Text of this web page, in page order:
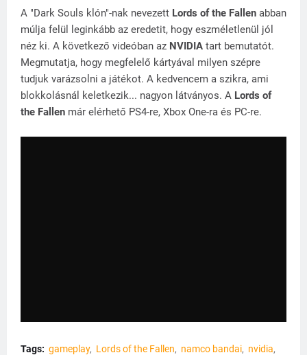
A "Dark Souls klón"-nak nevezett Lords of the Fallen abban
múlja felül leginkább az eredetit, hogy eszméletlenül jól
néz ki. A következő videóban az NVIDIA tart bemutatót.
Megmutatja, hogy megfelelő kártyával milyen szépre
tudjuk varázsolni a játékot. A kedvencem a szikra, ami
blokkolásnál keletkezik... nagyon látványos. A Lords of
the Fallen már elérhető PS4-re, Xbox One-ra és PC-re.
Tags: gameplay Lords of the Fallen namco bandai
nvidia